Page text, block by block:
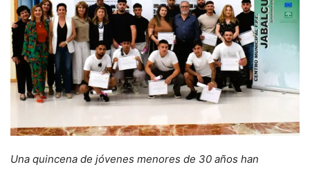
Una quincena de jóvenes menores de 30 años han